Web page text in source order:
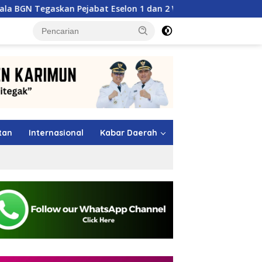
Pejabat Eselon 1 dan 2 Wajib Berkarya di Daerah, Bukan
Internasional Kabar Daerah